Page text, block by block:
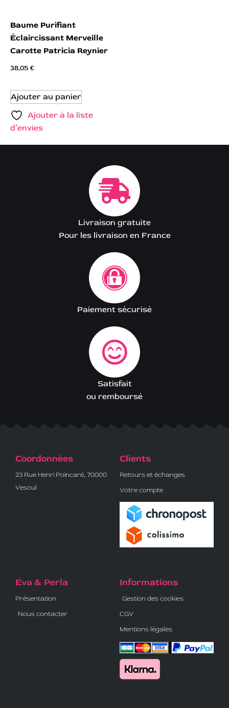
Baume Purifiant
Éclaircissant Merveille
Carotte Patricia Reynier
38,05€
Ajouter au panier
Ajouter à la liste
d’envies
Livraison gratuite
Pour les livraison en France
Paiement sécurisé
Satisfait
ou remboursé
Coordonnées
23 Rue Henri Poincaré, 70000
Vesoul
Clients
Retours et échanges
Votre compte
Eva & Perla
Présentation
Nous contacter
Informations
Gestion des cookies
CGV
Mentions légales